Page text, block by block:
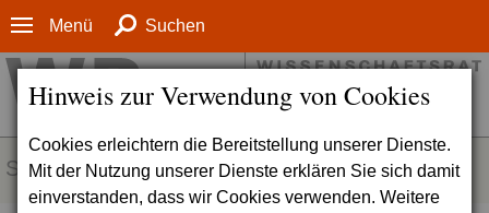
Hinweis zur Verwendung von Cookies
Cookies erleichtern die Bereitstellung unserer Dienste.
Mit der Nutzung unserer Dienste erklären Sie sich damit
einverstanden, dass wir Cookies verwenden. Weitere
Menü Suchen
SERVICE